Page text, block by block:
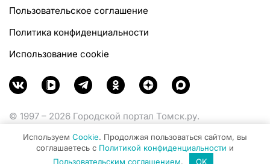
Пользовательское соглашение
Политика конфиденциальности
Использование cookie
© 1997 – 2026 Городской портал Томск.ру.
Министерства цифрового развития, связи и массовых
коммуникаций Российской Федерации.
Используем Cookie. Продолжая пользоваться сайтом, вы
соглашаетесь с Политикой конфиденциальности и
Пользовательским соглашением. OK